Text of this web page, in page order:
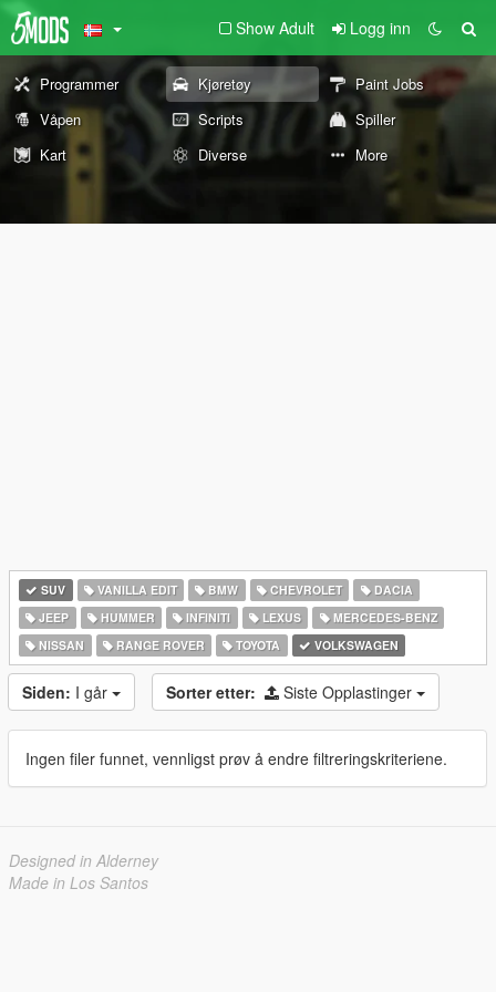
Show Adult Logg inn
Programmer Kjøretøy
Paint Jobs
Våpen
Scripts
Spiller
Kart
Diverse More
SUV VANILLA EDIT BMW CHEVROLET
DACIA
JEEP
HUMMER INFINITI LEXUS
MERCEDES-BENZ
NISSAN
RANGE ROVER TOYOTA VOLKSWAGEN
Siden: I går Sorter etter: Siste Opplastinger
Ingen filer funnet, vennligst prøv å endre filtreringskriteriene.
Designed in Alderney
Made in Los Santos